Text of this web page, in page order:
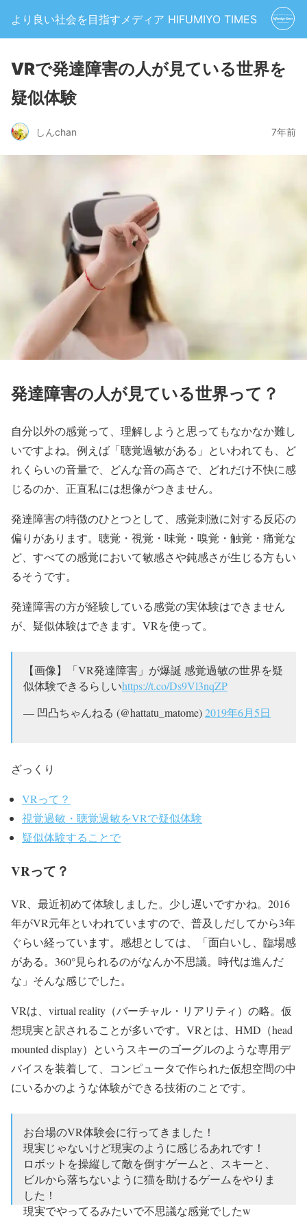
より良い社会を目指すメディア HIFUMIYO TIMES
VRで発達障害の人が見ている世界を
疑似体験
しんchan 7年前
発達障害の人が見ている世界って？
自分以外の感覚って、理解しようと思ってもなかなか難し
いですよね。例えば「聴覚過敏がある」といわれても、ど
れくらいの音量で、どんな音の高さで、どれだけ不快に感
じるのか、正直私には想像がつきません。
発達障害の特徴のひとつとして、感覚刺激に対する反応の
偏りがあります。聴覚・視覚・味覚・嗅覚・触覚・痛覚な
ど、すべての感覚において敏感さや鈍感さが生じる方もい
るそうです。
発達障害の方が経験している感覚の実体験はできません
が、疑似体験はできます。VRを使って。
【画像】「VR発達障害」が爆誕 感覚過敏の世界を疑
似体験できるらしいhttps://t.co/Ds9Vl3nqZP
— 凹凸ちゃんねる (@hattatu_matome)2019年6月5日
ざっくり
VRって？
視覚過敏・聴覚過敏をVRで疑似体験
疑似体験することで
VRって？
VR、最近初めて体験しました。少し遅いですかね。2016
年がVR元年といわれていますので、普及しだしてから3年
ぐらい経っています。感想としては、「面白いし、臨場感
がある。360°見られるのがなんか不思議。時代は進んだ
な」そんな感じでした。
VRは、virtual reality（バーチャル・リアリティ）の略。仮
想現実と訳されることが多いです。VRとは、HMD（head
mounted display）というスキーのゴーグルのような専用デ
バイスを装着して、コンピュータで作られた仮想空間の中
にいるかのような体験ができる技術のことです。
お台場のVR体験会に行ってきました！
現実じゃないけど現実のように感じるあれです！
ロボットを操縦して敵を倒すゲームと、スキーと、
ビルから落ちないように猫を助けるゲームをやりま
した！
現実でやってるみたいで不思議な感覚でしたw